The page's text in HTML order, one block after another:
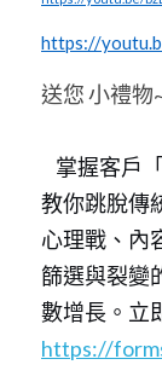
https://
送您 小禮物
掌握客戶
教你跳脫傳
心理戰、內
篩選與裂變
數增長。立
https://